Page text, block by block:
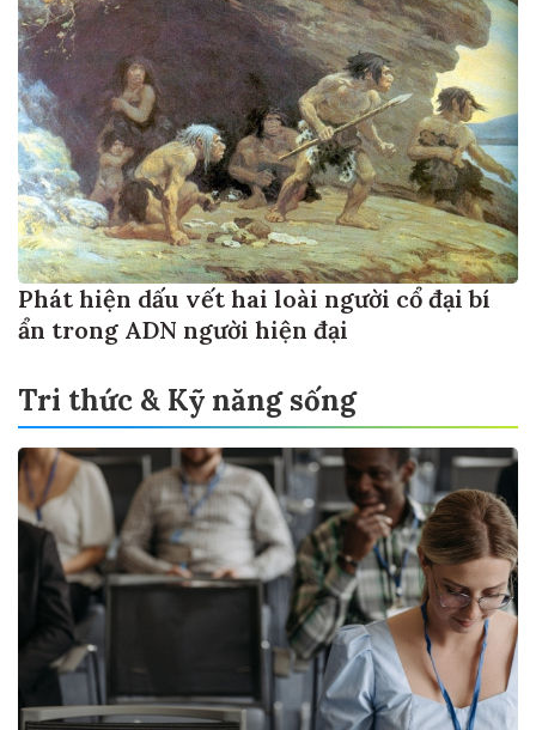
Phát hiện dấu vết hai loài người cổ đại bí
ẩn trong ADN người hiện đại
Tri thức & Kỹ năng sống